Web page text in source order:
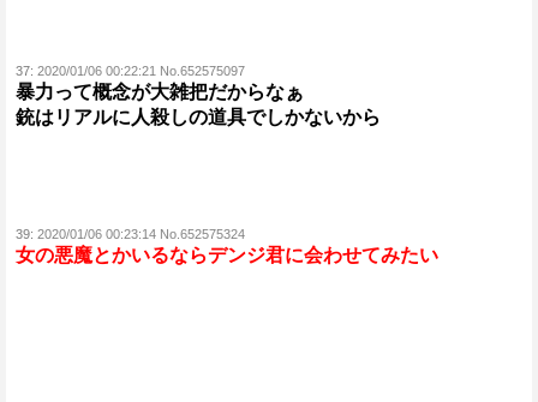
37: 2020/01/06 00:22:21 No.652575097
暴力って概念が大雑把だからなぁ
銃はリアルに人殺しの道具でしかないから
39: 2020/01/06 00:23:14 No.652575324
女の悪魔とかいるならデンジ君に会わせてみたい